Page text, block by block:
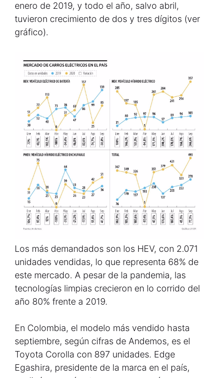
enero de 2019, y todo el año, salvo abril,
tuvieron crecimiento de dos y tres dígitos (ver
gráfico).
Los más demandados son los HEV, con 2.071
unidades vendidas, lo que representa 68% de
este mercado. A pesar de la pandemia, las
tecnologías limpias crecieron en lo corrido del
año 80% frente a 2019.
En Colombia, el modelo más vendido hasta
septiembre, según cifras de Andemos, es el
Toyota Corolla con 897 unidades. Edge
Egashira, presidente de la marca en el país,